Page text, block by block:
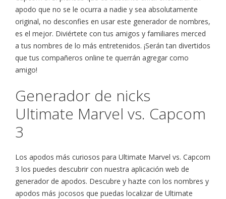
apodo que no se le ocurra a nadie y sea absolutamente
original, no desconfies en usar este generador de nombres,
es el mejor. Diviértete con tus amigos y familiares merced
a tus nombres de lo más entretenidos. ¡Serán tan divertidos
que tus compañeros online te querrán agregar como
amigo!
Generador de nicks
Ultimate Marvel vs. Capcom
3
Los apodos más curiosos para Ultimate Marvel vs. Capcom
3 los puedes descubrir con nuestra aplicación web de
generador de apodos. Descubre y hazte con los nombres y
apodos más jocosos que puedas localizar de Ultimate